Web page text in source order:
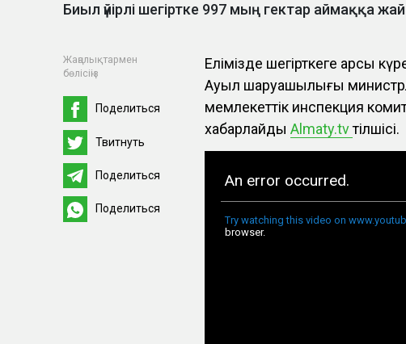
Биыл үйірлі шегіртке 997 мың гектар аймаққа
Жаңалықтармен
бөлісіңіз
Поделиться
Твитнуть
Поделиться
Поделиться
Елімізде шегірткеге қарсы
Ауыл шаруашылығы
мемлекеттік инспекция
хабарлайдыAlmaty.tvтілшісі.